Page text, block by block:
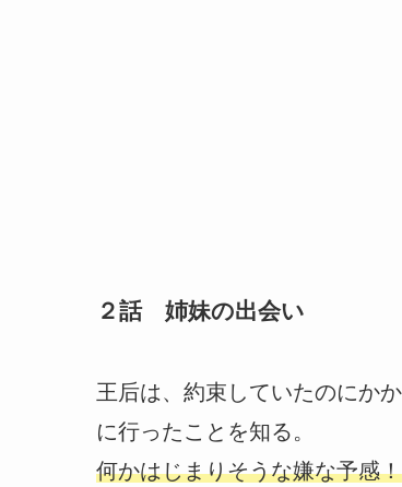
２話 姉妹の出会い
王后は、約束していたのにか
に行ったことを知る。
何かはじまりそうな嫌な予感！